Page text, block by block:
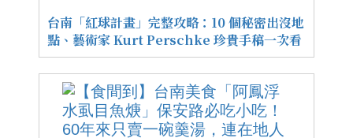
台南「紅球計畫」完整攻略：10 個秘密出沒地
點、藝術家 Kurt Perschke 珍貴手稿一次看